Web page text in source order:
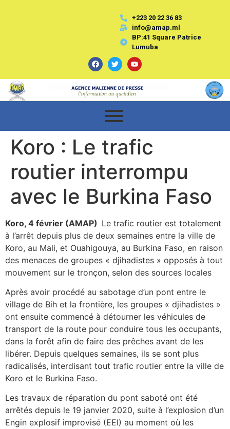
+223 20 22 36 83
info@amap.ml
BP:41 Square Patrice
Lumuba
Koro : Le trafic
routier interrompu
avec le Burkina Faso
Koro, 4 février (AMAP) Le trafic routier est totalement
à l’arrêt depuis plus de deux semaines entre la ville de
Koro, au Mali, et Ouahigouya, au Burkina Faso, en raison
des menaces de groupes « djihadistes » opposés à tout
mouvement sur le tronçon, selon des sources locales
Après avoir procédé au sabotage d’un pont entre le
village de Bih et la frontière, les groupes « djihadistes »
ont ensuite commencé à détourner les véhicules de
transport de la route pour conduire tous les occupants,
dans la forêt afin de faire des prêches avant de les
libérer. Depuis quelques semaines, ils se sont plus
radicalisés, interdisant tout trafic routier entre la ville de
Koro et le Burkina Faso.
Les travaux de réparation du pont saboté ont été
arrêtés depuis le 19 janvier 2020, suite à l’explosion d’un
Engin explosif improvisé (EEI) au moment où les